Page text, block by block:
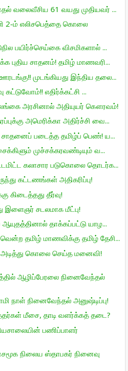
வலைவீசிய 61 வயது முதியவர் ...
2-ம் எலிசபெத்தை கொலை
பயிர்ச்செய்கை விசமிகளால் ...
புதிய சாதனம்! தமிழ் மாணவரி...
முடங்கியது இந்திய தலை...
கட்டுவோம்!! எதிர்க்கட்சி ...
அரசினால் அதியுயர் கௌரவம்!
அமெரிக்கா அதிர்ச்சி வை...
சாதனைப் படைத்த தமிழ்ப் பெண்! ய...
முச்சக்கரவண்டியும் வ...
கலாசார படுகொலை தொடர்க...
கட்டணங்கள் அதிகரிப்பு!
கிடைத்தது தீர்வு!
இளைஞர் சடலமாக மீட்பு!
ஆயுதத்தினால் தாக்கப்பட்டு யாழ...
தமிழ் மாணவிக்கு தமிழ் தேசி...
கொலை செய்த மனைவி!
ஆழிப்பேரலை நினைவேந்தல்
நாள் நினைவேந்தல் அனுஷ்டிப்பு!
மீசை, தாடி வளர்க்கத் தடை?
பணிப்பாளர்
நிலைய ஸ்தாபகர் நினைவு